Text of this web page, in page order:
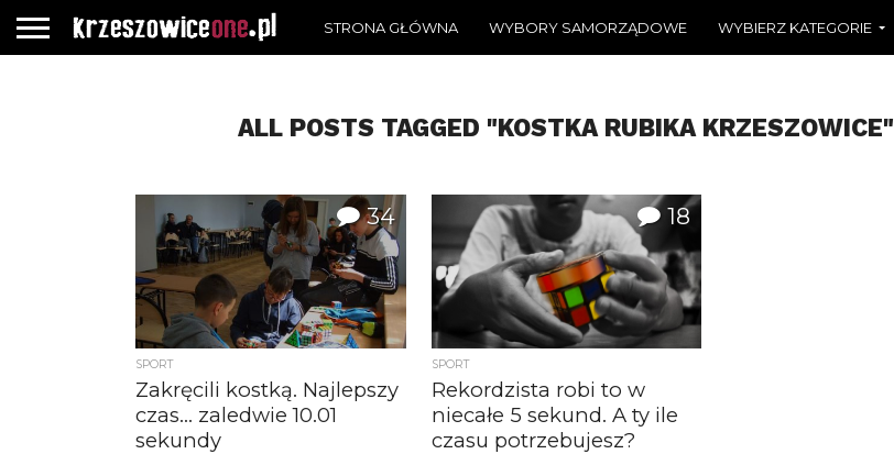
STRONA GŁÓWNA WYBORY SAMORZĄDOWE WYBIERZ KATEGORIE
ALL POSTS TAGGED "KOSTKA RUBIKA KRZESZOWICE"
34
SPORT
Zakręcili kostką. Najlepszy
czas… zaledwie 10.01
sekundy
18
SPORT
Rekordzista robi to w
niecałe 5 sekund. A ty ile
czasu potrzebujesz?